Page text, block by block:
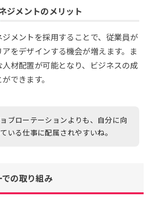
ジメントのメリット
メントを採用することで、従業員が
をデザインする機会が増えます。ま
材配置が可能となり、ビジネスの成
できます。
ブローテーションよりも、自分に向
いる仕事に配属されやすいね。
の取り組み